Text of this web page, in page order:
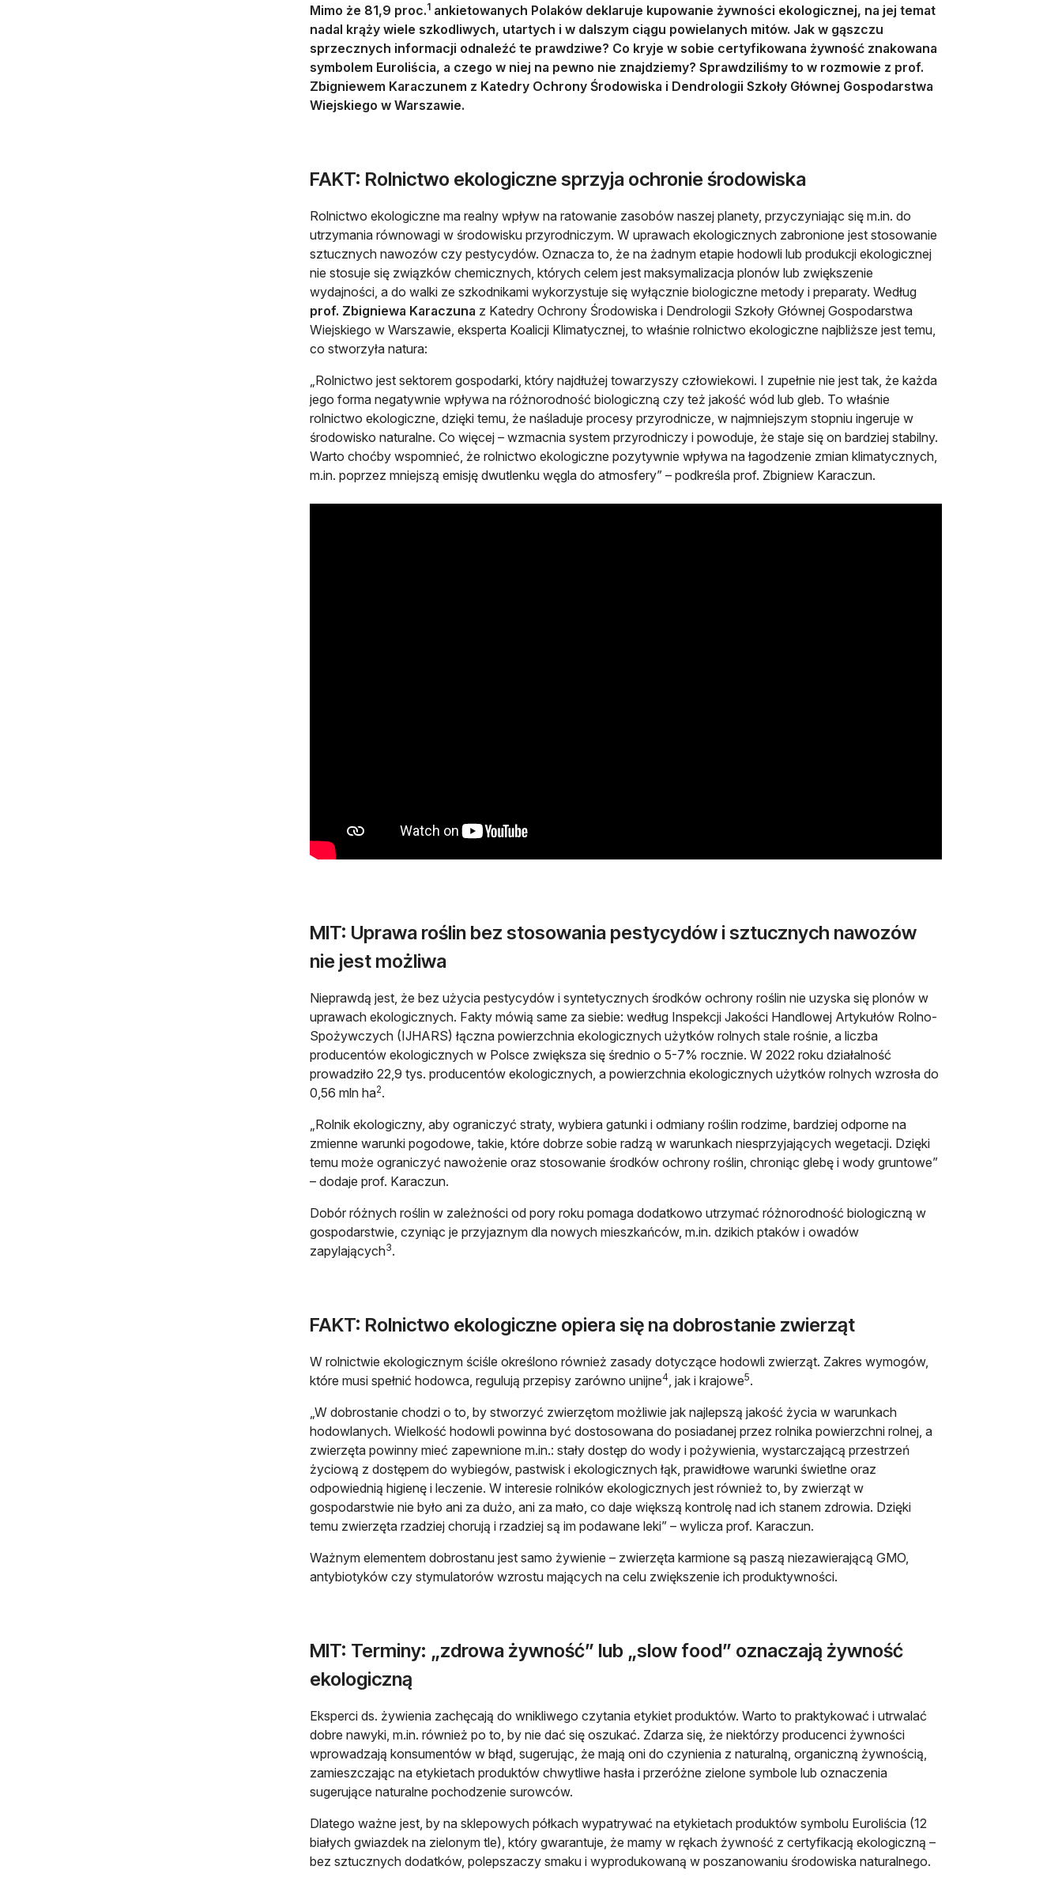
Mimo że 81,9 proc.1 ankietowanych Polaków deklaruje kupowanie żywności ekologicznej, na jej temat
nadal krąży wiele szkodliwych, utartych i w dalszym ciągu powielanych mitów. Jak w gąszczu
sprzecznych informacji odnaleźć te prawdziwe? Co kryje w sobie certyfikowana żywność znakowana
symbolem Euroliścia, a czego w niej na pewno nie znajdziemy? Sprawdziliśmy to w rozmowie z prof.
Zbigniewem Karaczunem z Katedry Ochrony Środowiska i Dendrologii Szkoły Głównej Gospodarstwa
Wiejskiego w Warszawie.
FAKT: Rolnictwo ekologiczne sprzyja ochronie środowiska
Rolnictwo ekologiczne ma realny wpływ na ratowanie zasobów naszej planety, przyczyniając się m.in. do
utrzymania równowagi w środowisku przyrodniczym. W uprawach ekologicznych zabronione jest stosowanie
sztucznych nawozów czy pestycydów. Oznacza to, że na żadnym etapie hodowli lub produkcji ekologicznej
nie stosuje się związków chemicznych, których celem jest maksymalizacja plonów lub zwiększenie
wydajności, a do walki ze szkodnikami wykorzystuje się wyłącznie biologiczne metody i preparaty. Według
prof. Zbigniewa Karaczuna z Katedry Ochrony Środowiska i Dendrologii Szkoły Głównej Gospodarstwa
Wiejskiego w Warszawie, eksperta Koalicji Klimatycznej, to właśnie rolnictwo ekologiczne najbliższe jest temu,
co stworzyła natura:
„Rolnictwo jest sektorem gospodarki, który najdłużej towarzyszy człowiekowi. I zupełnie nie jest tak, że każda
jego forma negatywnie wpływa na różnorodność biologiczną czy też jakość wód lub gleb. To właśnie
rolnictwo ekologiczne, dzięki temu, że naśladuje procesy przyrodnicze, w najmniejszym stopniu ingeruje w
środowisko naturalne. Co więcej – wzmacnia system przyrodniczy i powoduje, że staje się on bardziej stabilny.
Warto choćby wspomnieć, że rolnictwo ekologiczne pozytywnie wpływa na łagodzenie zmian klimatycznych,
m.in. poprzez mniejszą emisję dwutlenku węgla do atmosfery” – podkreśla prof. Zbigniew Karaczun.
MIT: Uprawa roślin bez stosowania pestycydów i sztucznych nawozów
nie jest możliwa
Nieprawdą jest, że bez użycia pestycydów i syntetycznych środków ochrony roślin nie uzyska się plonów w
uprawach ekologicznych. Fakty mówią same za siebie: według Inspekcji Jakości Handlowej Artykułów Rolno-
Spożywczych (IJHARS) łączna powierzchnia ekologicznych użytków rolnych stale rośnie, a liczba
producentów ekologicznych w Polsce zwiększa się średnio o 5-7% rocznie. W 2022 roku działalność
prowadziło 22,9 tys. producentów ekologicznych, a powierzchnia ekologicznych użytków rolnych wzrosła do
0,56 mln ha2.
„Rolnik ekologiczny, aby ograniczyć straty, wybiera gatunki i odmiany roślin rodzime, bardziej odporne na
zmienne warunki pogodowe, takie, które dobrze sobie radzą w warunkach niesprzyjających wegetacji. Dzięki
temu może ograniczyć nawożenie oraz stosowanie środków ochrony roślin, chroniąc glebę i wody gruntowe”
– dodaje prof. Karaczun.
Dobór różnych roślin w zależności od pory roku pomaga dodatkowo utrzymać różnorodność biologiczną w
gospodarstwie, czyniąc je przyjaznym dla nowych mieszkańców, m.in. dzikich ptaków i owadów
zapylających3.
FAKT: Rolnictwo ekologiczne opiera się na dobrostanie zwierząt
W rolnictwie ekologicznym ściśle określono również zasady dotyczące hodowli zwierząt. Zakres wymogów,
które musi spełnić hodowca, regulują przepisy zarówno unijne4, jak i krajowe5.
„W dobrostanie chodzi o to, by stworzyć zwierzętom możliwie jak najlepszą jakość życia w warunkach
hodowlanych. Wielkość hodowli powinna być dostosowana do posiadanej przez rolnika powierzchni rolnej, a
zwierzęta powinny mieć zapewnione m.in.: stały dostęp do wody i pożywienia, wystarczającą przestrzeń
życiową z dostępem do wybiegów, pastwisk i ekologicznych łąk, prawidłowe warunki świetlne oraz
odpowiednią higienę i leczenie. W interesie rolników ekologicznych jest również to, by zwierząt w
gospodarstwie nie było ani za dużo, ani za mało, co daje większą kontrolę nad ich stanem zdrowia. Dzięki
temu zwierzęta rzadziej chorują i rzadziej są im podawane leki” – wylicza prof. Karaczun.
Ważnym elementem dobrostanu jest samo żywienie – zwierzęta karmione są paszą niezawierającą GMO,
antybiotyków czy stymulatorów wzrostu mających na celu zwiększenie ich produktywności.
MIT: Terminy: „zdrowa żywność” lub „slow food” oznaczają żywność
ekologiczną
Eksperci ds. żywienia zachęcają do wnikliwego czytania etykiet produktów. Warto to praktykować i utrwalać
dobre nawyki, m.in. również po to, by nie dać się oszukać. Zdarza się, że niektórzy producenci żywności
wprowadzają konsumentów w błąd, sugerując, że mają oni do czynienia z naturalną, organiczną żywnością,
zamieszczając na etykietach produktów chwytliwe hasła i przeróżne zielone symbole lub oznaczenia
sugerujące naturalne pochodzenie surowców.
Dlatego ważne jest, by na sklepowych półkach wypatrywać na etykietach produktów symbolu Euroliścia (12
białych gwiazdek na zielonym tle), który gwarantuje, że mamy w rękach żywność z certyfikacją ekologiczną –
bez sztucznych dodatków, polepszaczy smaku i wyprodukowaną w poszanowaniu środowiska naturalnego.